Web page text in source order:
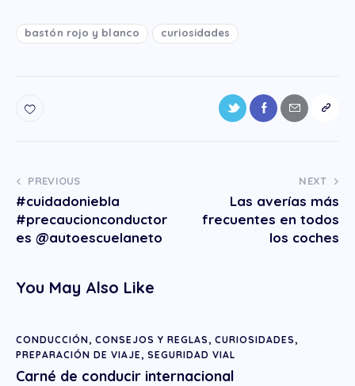
bastón rojo y blanco curiosidades
PREVIOUS
#cuidadoniebla
#precaucionconductor
es @autoescuelaneto
NEXT
Las averías más
frecuentes en todos
los coches
You May Also Like
CONDUCCIÓN, CONSEJOS Y REGLAS, CURIOSIDADES,
PREPARACIÓN DE VIAJE, SEGURIDAD VIAL
Carné de conducir internacional